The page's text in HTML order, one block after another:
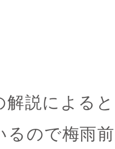
解説による
るので梅雨